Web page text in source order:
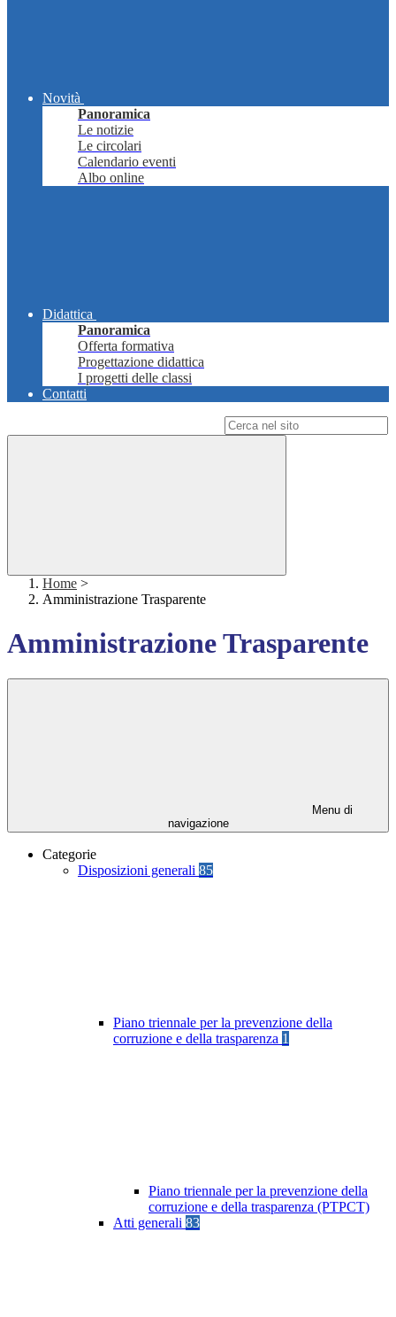
Novità
Panoramica
Le notizie
Le circolari
Calendario eventi
Albo online
Didattica
Panoramica
Offerta formativa
Progettazione didattica
I progetti delle classi
Contatti
Home >
Amministrazione Trasparente
Amministrazione Trasparente
Menu di
navigazione
Categorie
Disposizioni generali 85
Piano triennale per la prevenzione della
corruzione e della trasparenza 1
Piano triennale per la prevenzione della
corruzione e della trasparenza (PTPCT)
Atti generali 83